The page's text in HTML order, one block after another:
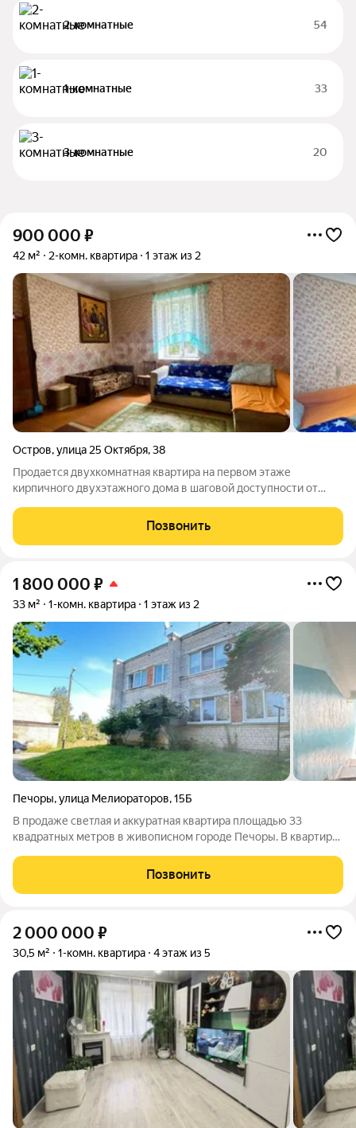
2-комнатные 54
1-комнатные 33
3-комнатные 20
900 000 ₽
42 м² 2-комн. квартира 1 этаж из 2
Остров,улица 25 Октября,38
Продается двухкомнатная квартира на первом этаже
кирпичного двухэтажного дома в шаговой доступности от
две светлые смежные комнаты площадью 18 и 12 кв. м, а также
прихожую. Дом расположен в
Позвонить
1 800 000 ₽
33 м² 1-комн. квартира 1 этаж из 2
Печоры,улица Мелиораторов,15Б
В продаже светлая и аккуратная квартира площадью 33
квадратных метров в живописном городе Печоры. В квартире
состоянии. Идеальное предложение для тех, кто ценит
комфорт и готов к заселению без
Позвонить
2 000 000 ₽
30,5 м² 1-комн. квартира 4 этаж из 5